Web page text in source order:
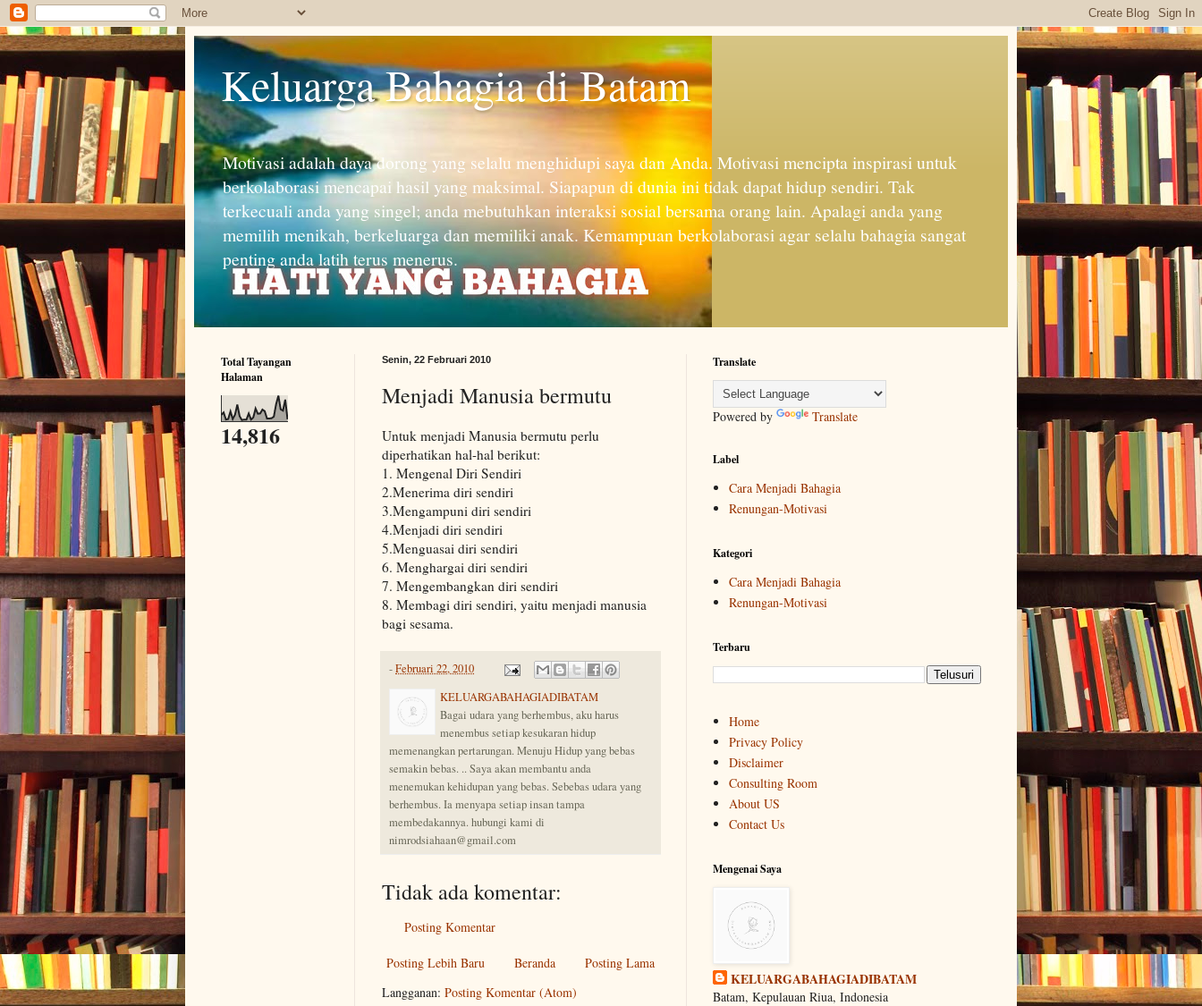
Keluarga Bahagia di Batam
Motivasi adalah daya dorong yang selalu menghidupi saya dan Anda. Motivasi mencipta inspirasi untuk
berkolaborasi mencapai hasil yang maksimal. Siapapun di dunia ini tidak dapat hidup sendiri. Tak
terkecuali anda yang singel; anda mebutuhkan interaksi sosial bersama orang lain. Apalagi anda yang
memilih menikah, berkeluarga dan memiliki anak. Kemampuan berkolaborasi agar selalu bahagia sangat
penting anda latih terus menerus.
Senin, 22 Februari 2010
Menjadi Manusia bermutu
Untuk menjadi Manusia bermutu perlu
diperhatikan hal-hal berikut:
1. Mengenal Diri Sendiri
2.Menerima diri sendiri
3.Mengampuni diri sendiri
4.Menjadi diri sendiri
5.Menguasai diri sendiri
6. Menghargai diri sendiri
7. Mengembangkan diri sendiri
8. Membagi diri sendiri, yaitu menjadi manusia
bagi sesama.
-Februari 22, 2010
KELUARGABAHAGIADIBATAM
Bagai udara yang berhembus, aku harus
menembus setiap kesukaran hidup
memenangkan pertarungan. Menuju Hidup yang bebas
semakin bebas. .. Saya akan membantu anda
menemukan kehidupan yang bebas. Sebebas udara yang
berhembus. Ia menyapa setiap insan tampa
membedakannya. hubungi kami di
nimrodsiahaan@gmail.com
Tidak ada komentar:
Posting Komentar
Posting Lebih Baru Posting Lama
Beranda
Langganan: Posting Komentar (Atom)
Total Tayangan
Halaman
14,816
Translate
Powered by Translate
Label
Cara Menjadi Bahagia
Renungan-Motivasi
Kategori
Cara Menjadi Bahagia
Renungan-Motivasi
Terbaru
Home
Privacy Policy
Disclaimer
Consulting Room
About US
Contact Us
Mengenai Saya
KELUARGABAHAGIADIBATAM
Batam, Kepulauan Riua, Indonesia